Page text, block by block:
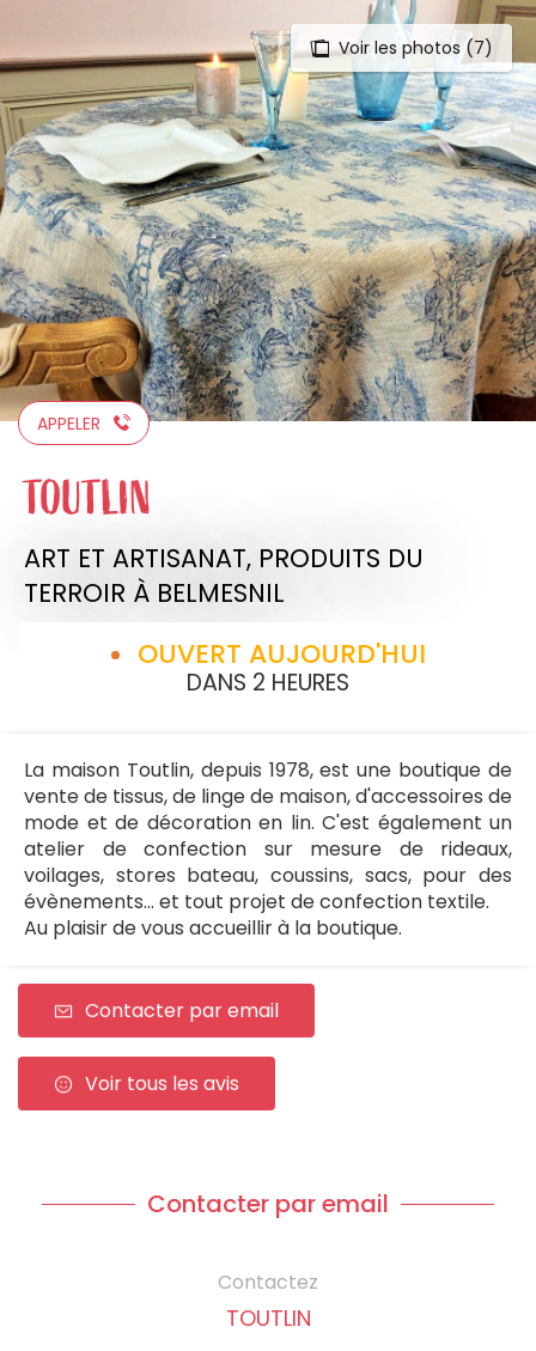
Aller
au
contenu
principal
Voir les photos (7)
APPELER
TOUTLIN
ART ET ARTISANAT, PRODUITS DU
TERROIR À BELMESNIL
OUVERT AUJOURD'HUI
DANS 2 HEURES
La maison Toutlin, depuis 1978, est une boutique de
vente de tissus, de linge de maison, d'accessoires de
mode et de décoration en lin. C'est également un
atelier de confection sur mesure de rideaux,
voilages, stores bateau, coussins, sacs, pour des
évènements... et tout projet de confection textile.
Au plaisir de vous accueillir à la boutique.
Contacter par email
Voir tous les avis
Contacter par email
Contactez
TOUTLIN